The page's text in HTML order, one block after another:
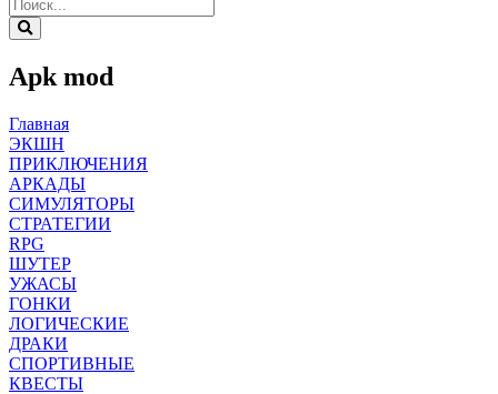
Apk mod
Главная
ЭКШН
ПРИКЛЮЧЕНИЯ
АРКАДЫ
СИМУЛЯТОРЫ
СТРАТЕГИИ
RPG
ШУТЕР
УЖАСЫ
ГОНКИ
ЛОГИЧЕСКИЕ
ДРАКИ
СПОРТИВНЫЕ
КВЕСТЫ